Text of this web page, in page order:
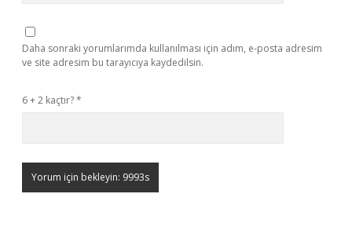
Daha sonraki yorumlarımda kullanılması için adım, e-posta adresim
ve site adresim bu tarayıcıya kaydedilsin.
6 + 2 kaçtır?*